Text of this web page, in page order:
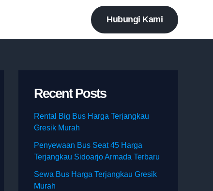
Hubungi Kami
Recent Posts
Rental Big Bus Harga Terjangkau
Gresik Murah
Penyewaan Bus Seat 45 Harga
Terjangkau Sidoarjo Armada Terbaru
Sewa Bus Harga Terjangkau Gresik
Murah